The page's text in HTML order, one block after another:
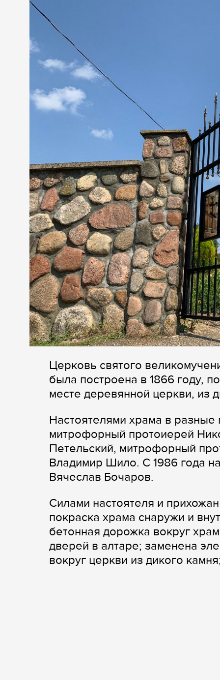
Церковь святого
была построена в 1866 году,
месте деревянной церкви, из
Настоятелями храма в
митрофорный протоиерей
Петельский, митрофорный
Владимир Шило. С 1986 года
Вячеслав Бочаров.
Силами настоятеля и
покраска храма снаружи и
бетонная дорожка вокруг
дверей в алтаре; заменена
вокруг церкви из дикого